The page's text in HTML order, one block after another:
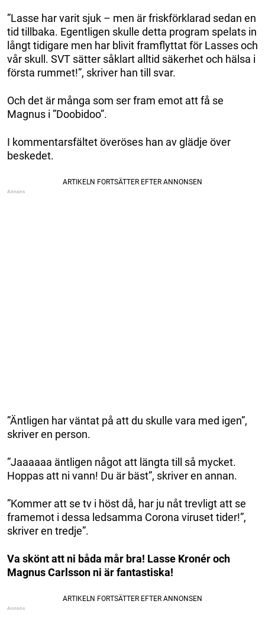
”Lasse har varit sjuk – men är friskförklarad sedan en
tid tillbaka. Egentligen skulle detta program spelats in
långt tidigare men har blivit framflyttat för Lasses och
vår skull. SVT sätter såklart alltid säkerhet och hälsa i
första rummet!”, skriver han till svar.
Och det är många som ser fram emot att få se
Magnus i ”Doobidoo”.
I kommentarsfältet överöses han av glädje över
beskedet.
”Äntligen har väntat på att du skulle vara med igen”,
skriver en person.
”Jaaaaaa äntligen något att längta till så mycket.
Hoppas att ni vann! Du är bäst”, skriver en annan.
”Kommer att se tv i höst då, har ju nåt trevligt att se
framemot i dessa ledsamma Corona viruset tider!”,
skriver en tredje”.
Va skönt att ni båda mår bra! Lasse Kronér och
Magnus Carlsson ni är fantastiska!